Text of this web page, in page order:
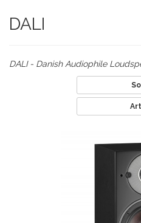
DALI
DALI - Danish Audiophile